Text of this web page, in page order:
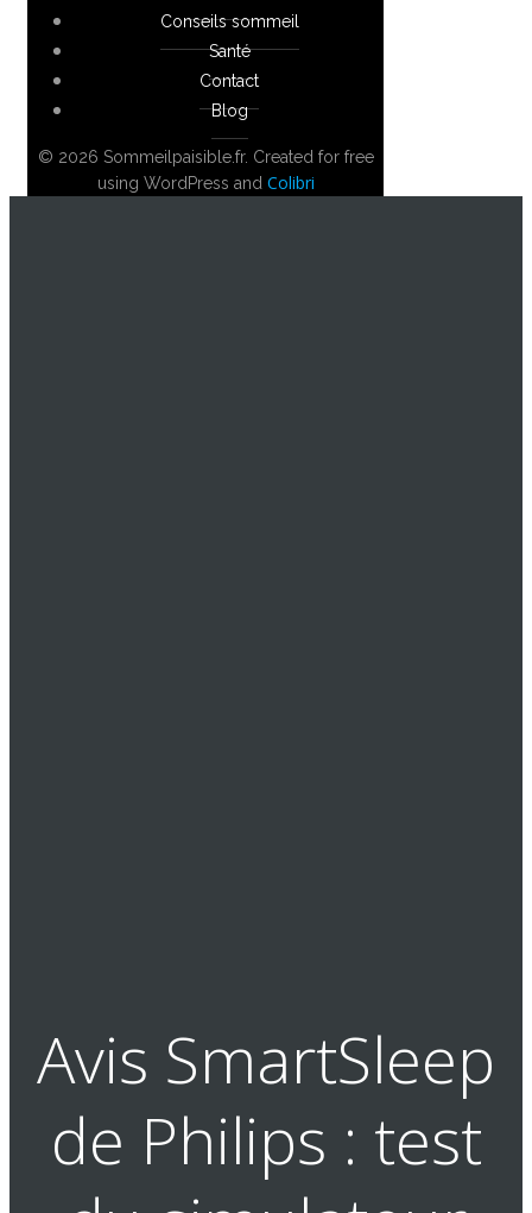
Conseils sommeil
Santé
Contact
Blog
© 2026 Sommeilpaisible.fr. Created for free
using WordPress and Colibri
Avis SmartSleep
de Philips : test